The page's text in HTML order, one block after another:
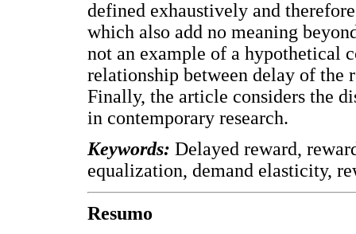
defined exhaustively and
which also add no meaning
not an example of a hypothetical
relationship between delay of the
Finally, the article considers the
in contemporary research.
Keywords: Delayed reward,
equalization, demand elasticity,
Resumo